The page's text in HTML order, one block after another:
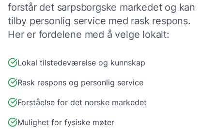
forstår det sarpsborgske markedet og kan
tilby personlig service med rask respons.
Her er fordelene med å velge lokalt:
Lokal tilstedeværelse og kunnskap
Rask respons og personlig service
Forståelse for det norske markedet
Mulighet for fysiske møter